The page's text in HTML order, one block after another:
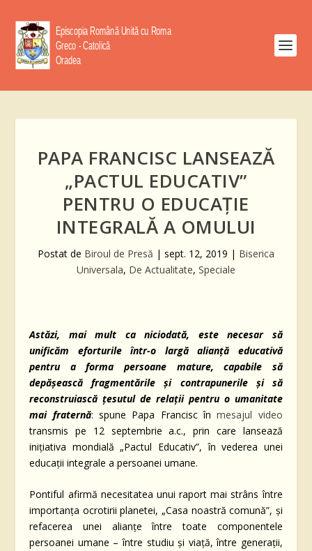
PAPA FRANCISC LANSEAZĂ
„PACTUL EDUCATIV”
PENTRU O EDUCAȚIE
INTEGRALĂ A OMULUI
Postat de Biroul de Presă | sept. 12, 2019 | Biserica
Universala, De Actualitate, Speciale
Astăzi, mai mult ca niciodată, este necesar să
unificăm eforturile într-o largă alianță educativă
pentru a forma persoane mature, capabile să
depășească fragmentările și contrapunerile și să
reconstruiască țesutul de relații pentru o umanitate
mai fraternă: spune Papa Francisc înmesajul video
transmis pe 12 septembrie a.c., prin care lansează
inițiativa mondială „Pactul Educativ”, în vederea unei
educații integrale a persoanei umane.
Pontiful afirmă necesitatea unui raport mai strâns între
importanța ocrotirii planetei, „Casa noastră comună”, și
refacerea unei alianțe între toate componentele
persoanei umane – între studiu și viață, între generații,